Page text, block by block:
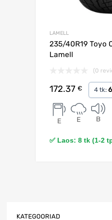
LAMELL
235/40R19 Toyo
Lamell
(0
172.37 € 4 tk:
E E B
✅ Laos: 8 tk (1-2
KATEGOORIAD